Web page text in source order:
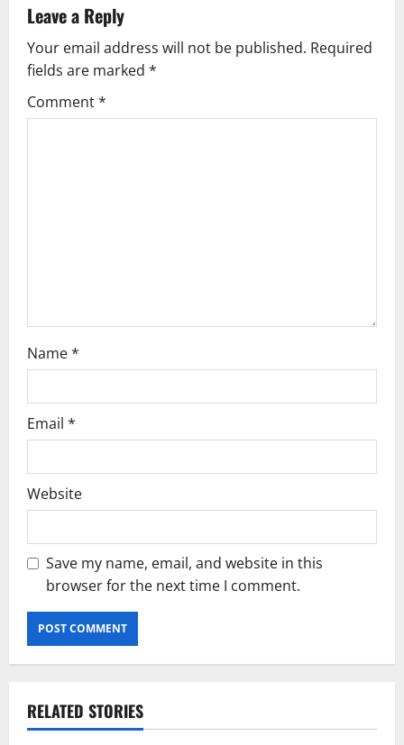
v
i
g
Leave a Reply
Your email address will not be published. Required
fields are marked *
Comment*
Name*
Email *
Website
Save my name, email, and website in this
browser for the next time I comment.
RELATED STORIES